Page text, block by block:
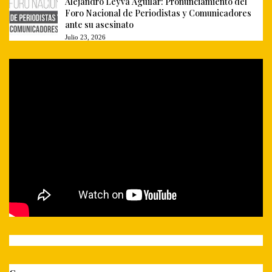
Foro Nacional de Periodistas y Comunicadores
ante su asesinato
Julio 23, 2026